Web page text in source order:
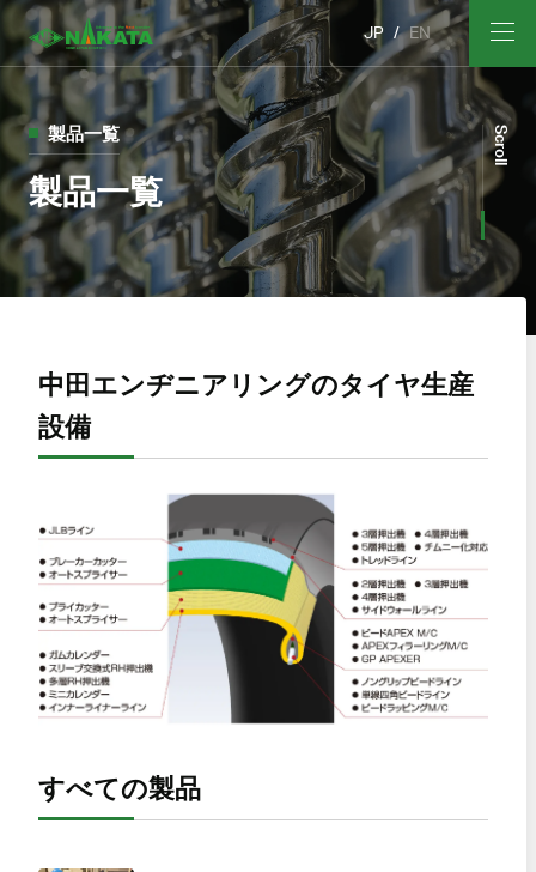
JP EN
製品一覧
製品一覧
Scroll
中田エンヂニアリングのタイヤ生産
設備
すべての製品